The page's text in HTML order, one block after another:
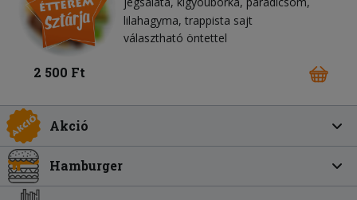
lilahagyma trappista sajt
választható öntettel
2 500 Ft
Akció
Hamburger